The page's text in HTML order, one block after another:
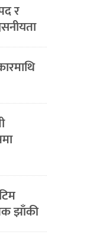
र
झाँकी